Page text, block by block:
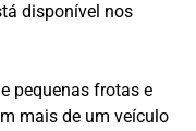
disponível nos
pequenas frotas e
mais de um veículo